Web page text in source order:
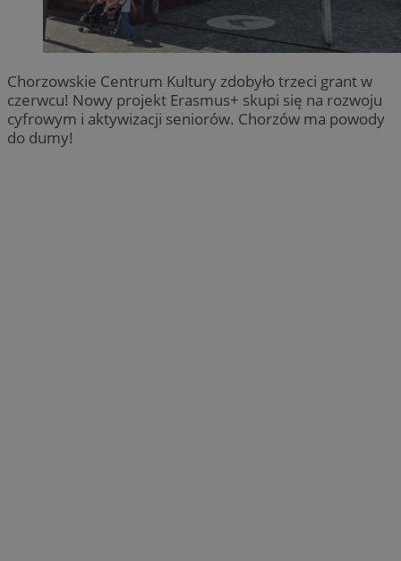
Chorzowskie Centrum Kultury zdobyło trzeci grant w
czerwcu! Nowy projekt Erasmus+ skupi się na rozwoju
cyfrowym i aktywizacji seniorów. Chorzów ma powody
do dumy!